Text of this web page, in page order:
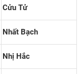
Cửu Tử
Nhất Bạch
Nhị Hắc